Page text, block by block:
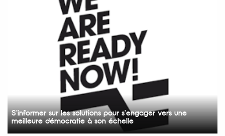
S'informer sur les solutions pour s'engager vers une
meilleure démocratie à son échelle